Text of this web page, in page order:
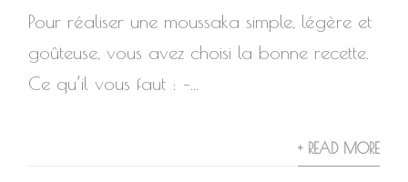
Pour réaliser une moussaka simple, légère et
goûteuse, vous avez choisi la bonne recette.
Ce qu’il vous faut : –...
+ READ MORE